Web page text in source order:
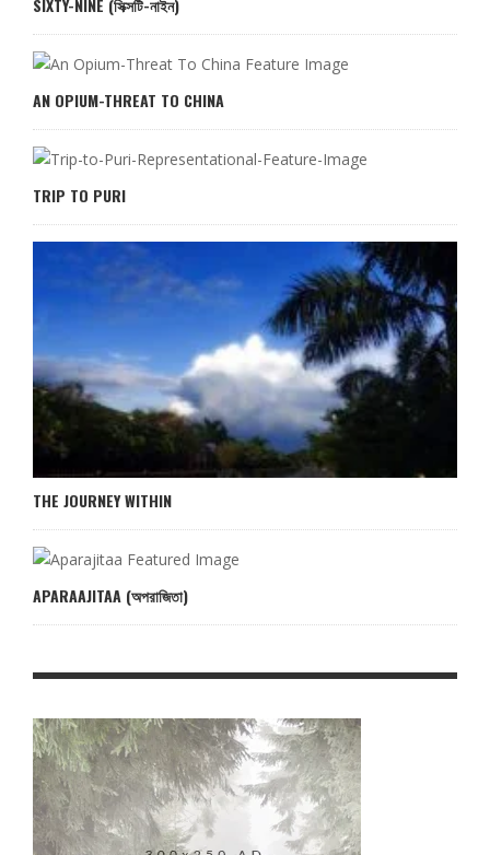
SIXTY-NINE (সিক্সটি-নাইন)
AN OPIUM-THREAT TO CHINA
TRIP TO PURI
THE JOURNEY WITHIN
APARAAJITAA (অপরাজিতা)